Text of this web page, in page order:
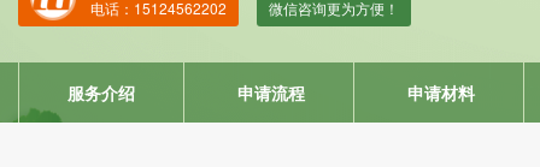
电话：15124562202 微信咨询更为方便！
服务介绍 申请流程 申请材料